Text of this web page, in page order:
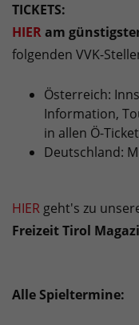
TICKETS:
HIERam
folgenden VVK-
Österreich:
Information,
in allen Ö-
Deutschland:
HIER geht's zu
Freizeit Tirol
Alle Spieltermine: